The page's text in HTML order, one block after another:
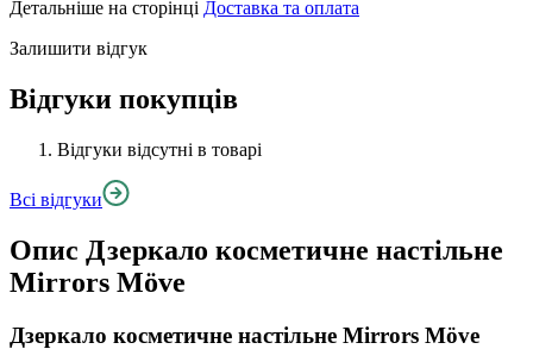
Детальніше на сторінці Доставка та оплата
Залишити відгук
Відгуки покупців
Відгуки відсутні в товарі
Всі відгуки
Опис Дзеркало косметичне настільне
Mirrors Möve
Дзеркало косметичне настільне Mirrors Möve